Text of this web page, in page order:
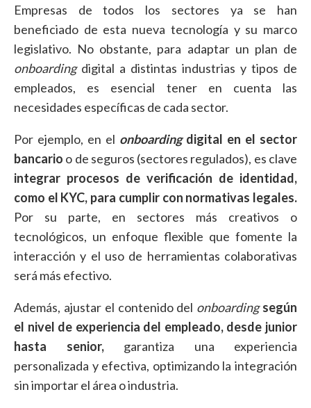
Empresas de todos los sectores ya se han
beneficiado de esta nueva tecnología y su marco
legislativo. No obstante, para adaptar un plan de
onboardingdigital a distintas industrias y tipos de
empleados, es esencial tener en cuenta las
necesidades específicas de cada sector.
Por ejemplo, en el onboardingdigital en el sector
bancario o de seguros (sectores regulados), es clave
integrar procesos de verificación de identidad,
como el KYC, para cumplir con normativas legales.
Por su parte, en sectores más creativos o
tecnológicos, un enfoque flexible que fomente la
interacción y el uso de herramientas colaborativas
será más efectivo.
Además, ajustar el contenido del onboarding según
el nivel de experiencia del empleado, desde junior
hasta senior,garantiza una experiencia
personalizada y efectiva, optimizando la integración
sin importar el área o industria.